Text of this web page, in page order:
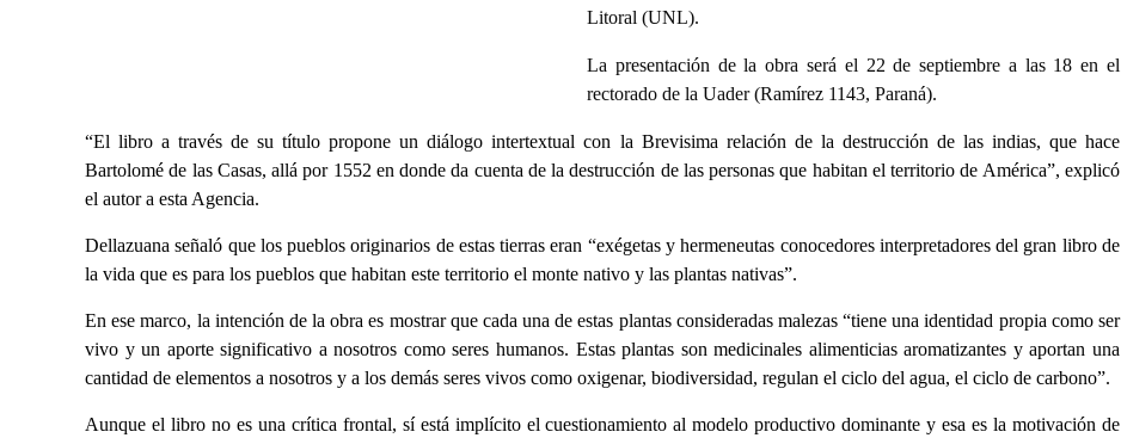
Litoral (UNL).
La presentación de la obra será el 22 de septiembre a las 18 en el
rectorado de la Uader (Ramírez 1143, Paraná).
“El libro a través de su título propone un diálogo intertextual con la Brevisima relación de la destrucción de las indias, que hace
Bartolomé de las Casas, allá por 1552 en donde da cuenta de la destrucción de las personas que habitan el territorio de América”, explicó
el autor a esta Agencia.
Dellazuana señaló que los pueblos originarios de estas tierras eran “exégetas y hermeneutas conocedores interpretadores del gran libro de
la vida que es para los pueblos que habitan este territorio el monte nativo y las plantas nativas”.
En ese marco, la intención de la obra es mostrar que cada una de estas plantas consideradas malezas “tiene una identidad propia como ser
vivo y un aporte significativo a nosotros como seres humanos. Estas plantas son medicinales alimenticias aromatizantes y aportan una
cantidad de elementos a nosotros y a los demás seres vivos como oxigenar, biodiversidad, regulan el ciclo del agua, el ciclo de carbono”.
Aunque el libro no es una crítica frontal, sí está implícito el cuestionamiento al modelo productivo dominante y esa es la motivación de